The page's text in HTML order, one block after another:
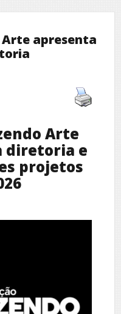
Arte apresenta
Arte
diretoria e
projetos